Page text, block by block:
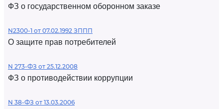
ФЗ о государственном оборонном заказе
N2300-1 от 07.02.1992 ЗППП
О защите прав потребителей
N 273-ФЗ от 25.12.2008
ФЗ о противодействии коррупции
N 38-ФЗ от 13.03.2006